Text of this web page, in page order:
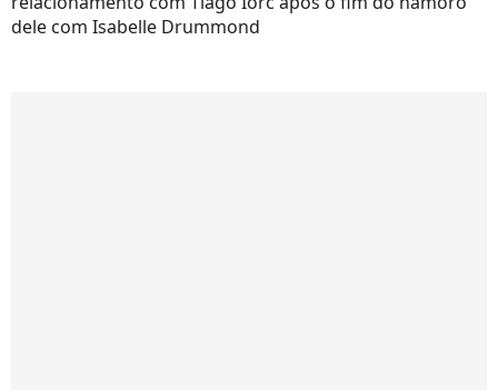
dele com Isabelle Drummond